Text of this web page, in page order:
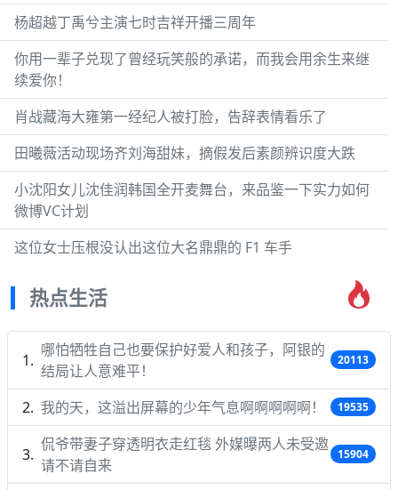
杨超越丁禹兮主演七时吉祥开播三周年
你用一辈子兑现了曾经玩笑般的承诺，而我会用余生来继
续爱你！
肖战藏海大雍第一经纪人被打脸，告辞表情看乐了
田曦薇活动现场齐刘海甜妹，摘假发后素颜辨识度大跌
小沈阳女儿沈佳润韩国全开麦舞台，来品鉴一下实力如何
微博VC计划
这位女士压根没认出这位大名鼎鼎的 F1 车手
热点生活
哪怕牺牲自己也要保护好爱人和孩子，阿银的
结局让人意难平！
20113
我的天，这溢出屏幕的少年气息啊啊啊啊啊！ 19535
侃爷带妻子穿透明衣走红毯 外媒曝两人未受邀
请不请自来
15904